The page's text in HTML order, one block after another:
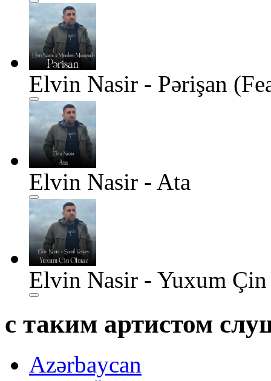
Elvin Nasir - Pərişan
Elvin Nasir - Ata
Elvin Nasir - Yuxum
с таким артистом
Azərbaycan